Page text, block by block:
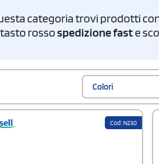
categoria trovi prodotti
tasto rossospedizione faste
Colori
Cod: N230